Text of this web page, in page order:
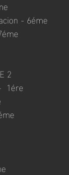
- 6éme
2
1ére